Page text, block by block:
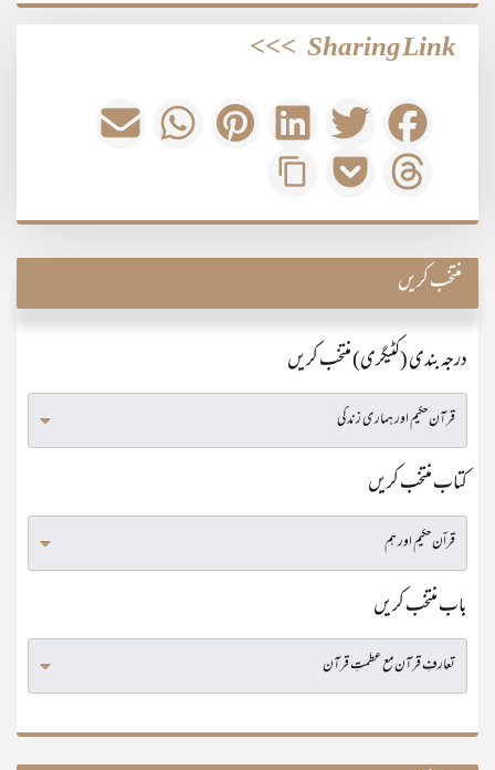
Sharing Link
>>>
منتخب کریں
درجہ بندی (کٹیگری) منتخب کریں
کتاب منتخب کریں
باب منتخب کریں